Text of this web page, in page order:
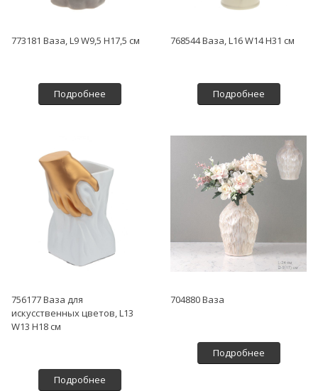
773181 Ваза, L9 W9,5 H17,5 см
Подробнее
768544 Ваза, L16 W14 H31 см
Подробнее
756177 Ваза для
искусственных цветов, L13
W13 H18 см
Подробнее
704880 Ваза
Подробнее